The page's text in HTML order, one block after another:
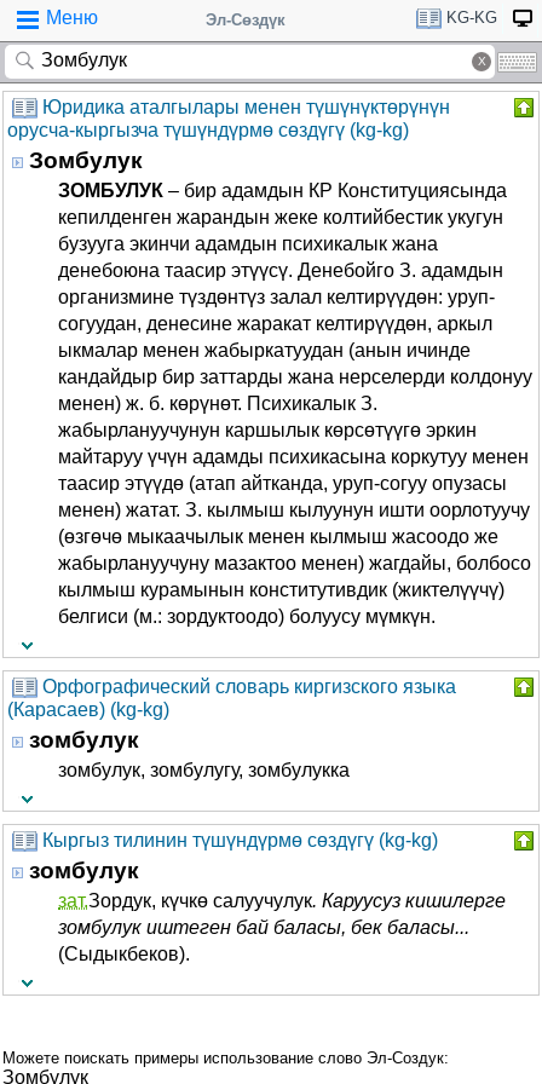
Меню Эл-Сөздүк KG-KG
Юридика аталгылары менен түшүнүктөрүнүн
орусча-кыргызча түшүндүрмө сөздүгү (kg-kg)
Зомбулук
ЗОМБУЛУК – бир адамдын КР Конституциясында
кепилденген жарандын жеке колтийбестик укугун
бузууга экинчи адамдын психикалык жана
денебоюна таасир этүүсү. Денебойго З. адамдын
организмине түздөнтүз залал келтирүүдөн: уруп-
согуудан, денесине жаракат келтирүүдөн, аркыл
ыкмалар менен жабыркатуудан (анын ичинде
кандайдыр бир заттарды жана нерселерди колдонуу
менен) ж. б. көрүнөт. Психикалык З.
жабырлануучунун каршылык көрсөтүүгө эркин
майтаруу үчүн адамды психикасына коркутуу менен
таасир этүүдө (атап айтканда, уруп-согуу опузасы
менен) жатат. З. кылмыш кылуунун ишти оорлотуучу
(өзгөчө мыкаачылык менен кылмыш жасоодо же
жабырлануучуну мазактоо менен) жагдайы, болбосо
кылмыш курамынын конститутивдик (жиктелүүчү)
белгиси (м.: зордуктоодо) болуусу мүмкүн.
Орфографический словарь киргизского языка
(Карасаев) (kg-kg)
зомбулук
зомбулук, зомбулугу, зомбулукка
Кыргыз тилинин түшүндүрмө сөздүгү (kg-kg)
зомбулук
зат.Зордук, күчкө салуучулук. Каруусуз кишилерге
зомбулук иштеген бай баласы, бек баласы...
(Сыдыкбеков).
Можете поискать примеры использование слово Эл-Создук:
Зомбулук